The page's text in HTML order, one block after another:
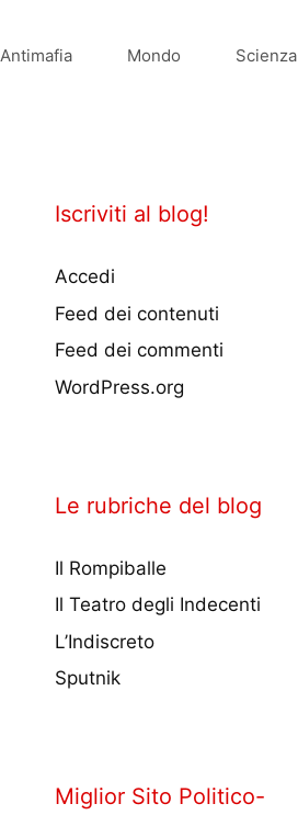
Antimafia Mondo Scienza
Iscriviti al blog!
Accedi
Feed dei contenuti
Feed dei commenti
WordPress.org
Le rubriche del blog
Il Rompiballe
Il Teatro degli Indecenti
L’Indiscreto
Sputnik
Miglior Sito Politico-